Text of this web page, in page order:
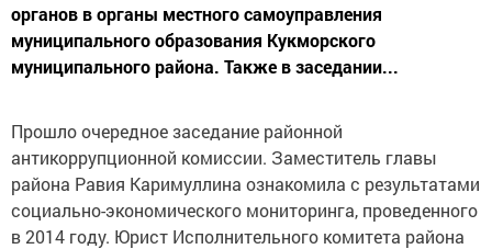
органов в органы местного самоуправления
муниципального образования Кукморского
муниципального района. Также в заседании...
Прошло очередное заседание районной
антикоррупционной комиссии. Заместитель главы
района Равия Каримуллина ознакомила с результатами
социально-экономического мониторинга, проведенного
в 2014 году. Юрист Исполнительного комитета района